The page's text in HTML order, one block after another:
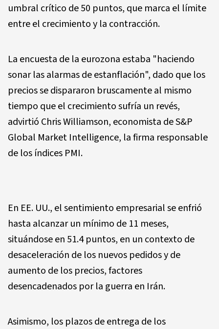
umbral crítico de 50 puntos, que marca el límite
entre el crecimiento y la contracción.
La encuesta de la eurozona estaba "haciendo
sonar las alarmas de estanflación", dado que los
precios se dispararon bruscamente al mismo
tiempo que el crecimiento sufría un revés,
advirtió Chris Williamson, economista de S&P
Global Market Intelligence, la firma responsable
de los índices PMI.
En EE. UU., el sentimiento empresarial se enfrió
hasta alcanzar un mínimo de 11 meses,
situándose en 51.4 puntos, en un contexto de
desaceleración de los nuevos pedidos y de
aumento de los precios, factores
desencadenados por la guerra en Irán.
Asimismo, los plazos de entrega de los